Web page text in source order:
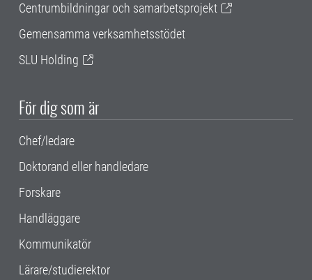
Centrumbildningar och samarbetsprojekt
Gemensamma verksamhetsstödet
SLU Holding
För dig som är
Chef/ledare
Doktorand eller handledare
Forskare
Handläggare
Kommunikatör
Lärare/studierektor